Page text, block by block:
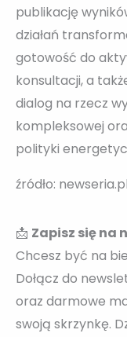
publikację
działań
gotowość do
konsultacji, a
dialog na rzecz
kompleksowej
polityki
źródło: newseria.pl
📩 Zapisz się na
Chcesz być na
Dołącz do
oraz darmowe
swoją skrzynkę.